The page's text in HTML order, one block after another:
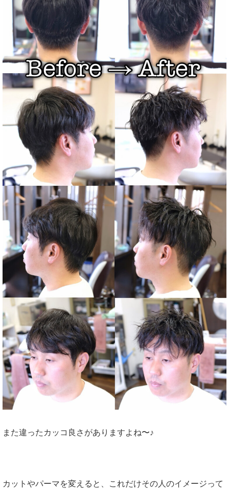
また違ったカッコ良さがありますよね〜♪
カットやパーマを変えると、これだけその人のイメージって